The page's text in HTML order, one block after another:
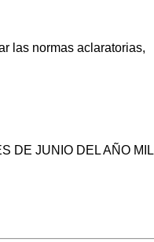
las normas aclaratorias,
DE JUNIO DEL AÑO MIL